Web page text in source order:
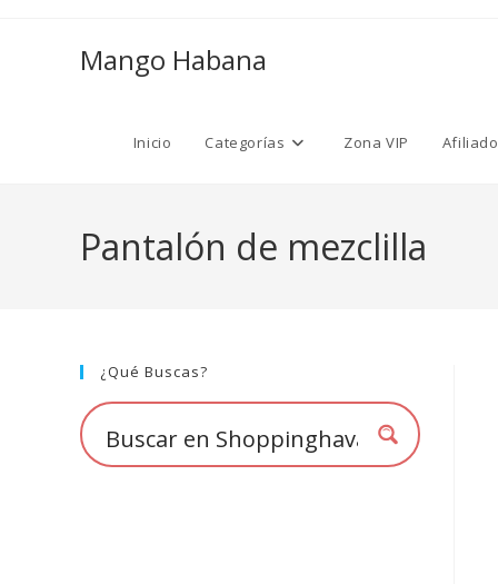
Mango Habana
Inicio Categorías Zona VIP
Pantalón de mezclilla
¿Qué Buscas?